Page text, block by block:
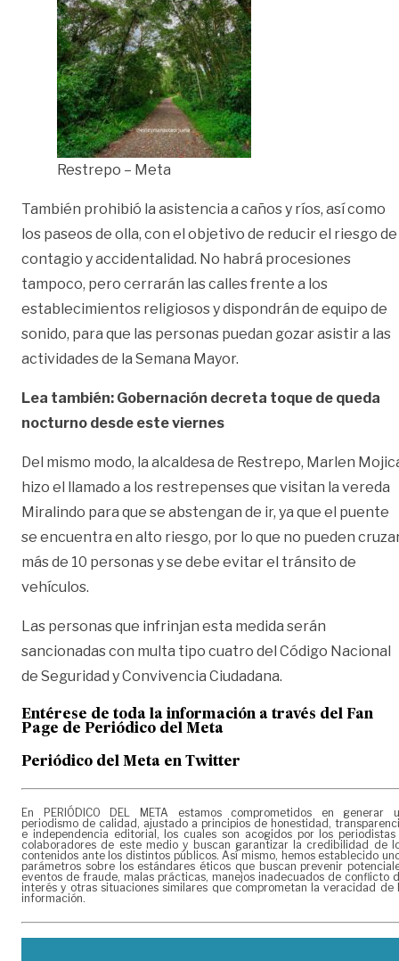
Restrepo – Meta
También prohibió la asistencia a caños y ríos, así como
los paseos de olla, con el objetivo de reducir el riesgo de
contagio y accidentalidad. No habrá procesiones
tampoco, pero cerrarán las calles frente a los
establecimientos religiosos y dispondrán de equipo de
sonido, para que las personas puedan gozar asistir a las
actividades de la Semana Mayor.
Lea también: Gobernación decreta toque de queda
nocturno desde este viernes
Del mismo modo, la alcaldesa de Restrepo, Marlen
hizo el llamado a los restrepenses que visitan la vereda
Miralindo para que se abstengan de ir, ya que el puente
se encuentra en alto riesgo, por lo que no pueden
más de 10 personas y se debe evitar el tránsito de
vehículos.
Las personas que infrinjan esta medida serán
sancionadas con multa tipo cuatro del Código Nacional
de Seguridad y Convivencia Ciudadana.
Entérese de toda la información a través del Fan
Page de Periódico del Meta
Periódico del Meta en Twitter
En PERIÓDICO DEL META estamos comprometidos en generar
periodismo de calidad, ajustado a principios de honestidad,
e independencia editorial, los cuales son acogidos por los periodistas
colaboradores de este medio y buscan garantizar la credibilidad de
contenidos ante los distintos públicos. Así mismo, hemos establecido
parámetros sobre los estándares éticos que buscan prevenir
eventos de fraude, malas prácticas, manejos inadecuados de conflicto
interés y otras situaciones similares que comprometan la veracidad de
información.